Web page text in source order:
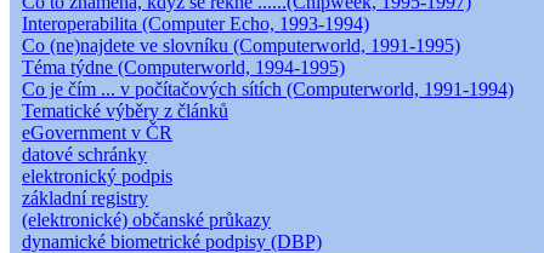
Interoperabilita (Computer Echo, 1993-1994)
Co (ne)najdete ve slovníku (Computerworld, 1991-1995)
Téma týdne (Computerworld, 1994-1995)
Co je čím ... v počítačových sítích (Computerworld, 1991-1994)
Tematické výběry z článků
eGovernment v ČR
datové schránky
elektronický podpis
základní registry
(elektronické) občanské průkazy
dynamické biometrické podpisy (DBP)